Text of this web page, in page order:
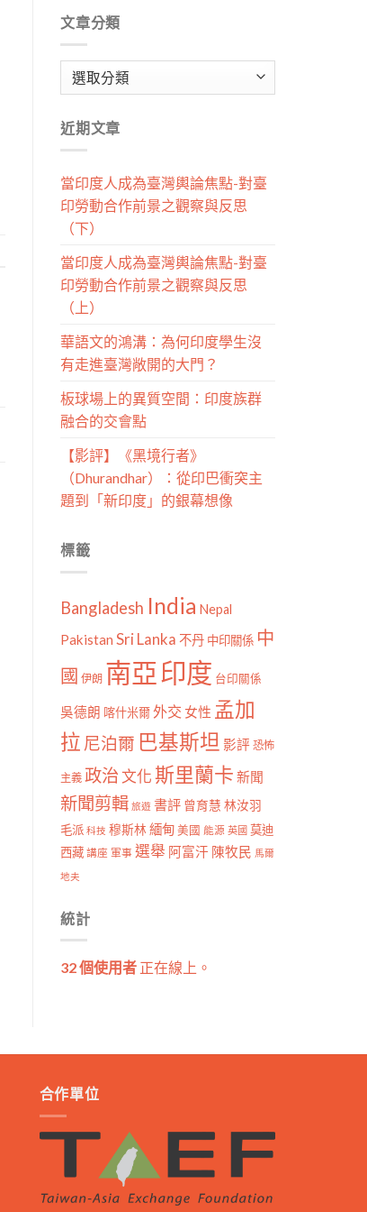
文章分類
章
類
近期文章
當印度人成為臺灣輿論焦點-對臺
印勞動合作前景之觀察與反思
（下）
當印度人成為臺灣輿論焦點-對臺
印勞動合作前景之觀察與反思
（上）
華語文的鴻溝：為何印度學生沒
有走進臺灣敞開的大門？
板球場上的異質空間：印度族群
融合的交會點
【影評】《黑境行者》
（Dhurandhar）：從印巴衝突主
題到「新印度」的銀幕想像
標籤
Bangladesh India Nepal
Pakistan Sri Lanka 不丹 中印關係 中
國 伊朗 南亞印度 台印關係
吳德朗 喀什米爾外交 女性 孟加
拉 尼泊爾 巴基斯坦 影評 恐怖
主義 政治文化斯里蘭卡 新聞
新聞剪輯 旅遊 書評 曾育慧 林汝羽
毛派 科技 穆斯林 緬甸 美國 能源 英國 莫迪
西藏 講座 軍事 選舉 阿富汗 陳牧民 馬爾
地夫
統計
32 個使用者 正在線上。
合作單位